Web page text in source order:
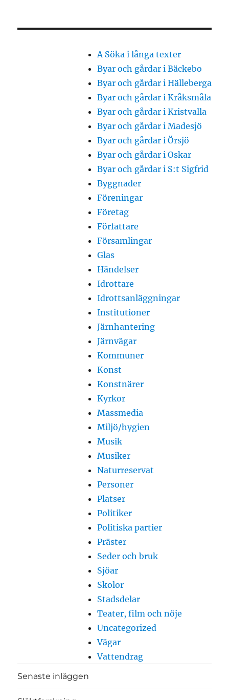
A Söka i långa texter
Byar och gårdar i Bäckebo
Byar och gårdar i Hälleberga
Byar och gårdar i Kråksmåla
Byar och gårdar i Kristvalla
Byar och gårdar i Madesjö
Byar och gårdar i Örsjö
Byar och gårdar i Oskar
Byar och gårdar i S:t Sigfrid
Byggnader
Föreningar
Företag
Författare
Församlingar
Glas
Händelser
Idrottare
Idrottsanläggningar
Institutioner
Järnhantering
Järnvägar
Kommuner
Konst
Konstnärer
Kyrkor
Massmedia
Miljö/hygien
Musik
Musiker
Naturreservat
Personer
Platser
Politiker
Politiska partier
Präster
Seder och bruk
Sjöar
Skolor
Stadsdelar
Teater, film och nöje
Uncategorized
Vägar
Vattendrag
Senaste inläggen